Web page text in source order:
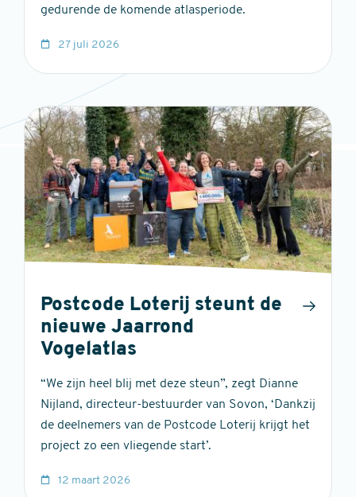
gedurende de komende atlasperiode.
27 juli 2026
Postcode Loterij steunt de
nieuwe Jaarrond
Vogelatlas
“We zijn heel blij met deze steun”, zegt Dianne
Nijland, directeur-bestuurder van Sovon, ‘Dankzij
de deelnemers van de Postcode Loterij krijgt het
project zo een vliegende start’.
12 maart 2026